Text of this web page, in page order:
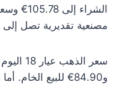
مصنعية تقديرية تصل إلى 9.62€.
و84.90€ للبيع